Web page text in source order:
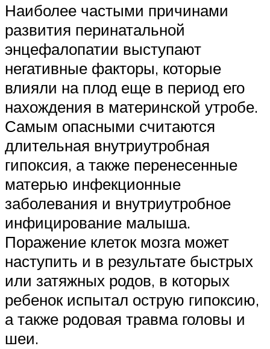
Наиболее частыми причинами
развития перинатальной
энцефалопатии выступают
негативные факторы, которые
влияли на плод еще в период его
нахождения в материнской утробе.
Самым опасными считаются
длительная внутриутробная
гипоксия, а также перенесенные
матерью инфекционные
заболевания и внутриутробное
инфицирование малыша.
Поражение клеток мозга может
наступить и в результате быстрых
или затяжных родов, в которых
ребенок испытал острую гипоксию,
а также родовая травма головы и
шеи.